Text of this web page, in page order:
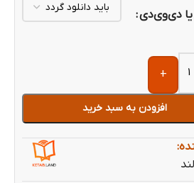
دی‌وی‌دی
+
افزودن به سبد خرید